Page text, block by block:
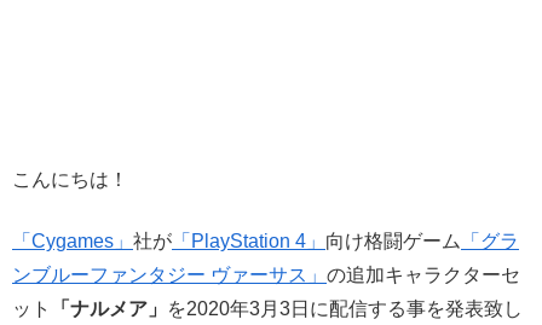
こんにちは！
「Cygames」 社が 「PlayStation 4」 向け格闘ゲーム
「グラ
ンブルーファンタジー ヴァーサス」 の追加キャラクターセ
ット
「ナルメア」 を2020年3月3日に配信する事を発表致し